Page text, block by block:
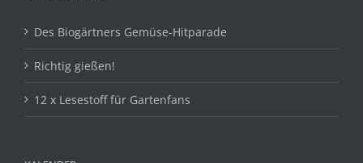
Des Biogärtners Gemüse-Hitparade
Richtig gießen!
12 x Lesestoff für Gartenfans